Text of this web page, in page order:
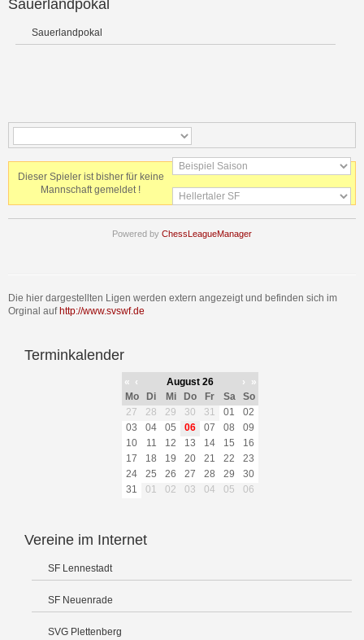
Sauerlandpokal
Sauerlandpokal
Dieser Spieler ist bisher für keine
Mannschaft gemeldet !
Powered by ChessLeagueManager
Die hier dargestellten Ligen werden extern angezeigt und befinden sich im
Orginal auf http://www.svswf.de
Terminkalender
« ‹ August 26 ›
»
Mo
Di Mi Do Fr Sa
So
27
28 29 30 31 01
02
03
04 05 06 07 08
09
10
11 12 13 14 15
16
17
18 19 20 21 22
23
24
25 26 27 28 29
30
31
01 02 03 04 05 06
Vereine im Internet
SF Lennestadt
SF Neuenrade
SVG Plettenberg